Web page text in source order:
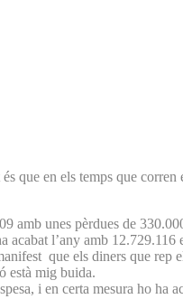
que en els temps que
unes pèrdues de
l’any amb
que els diners que
està mig buida.
i en certa mesura ho ha